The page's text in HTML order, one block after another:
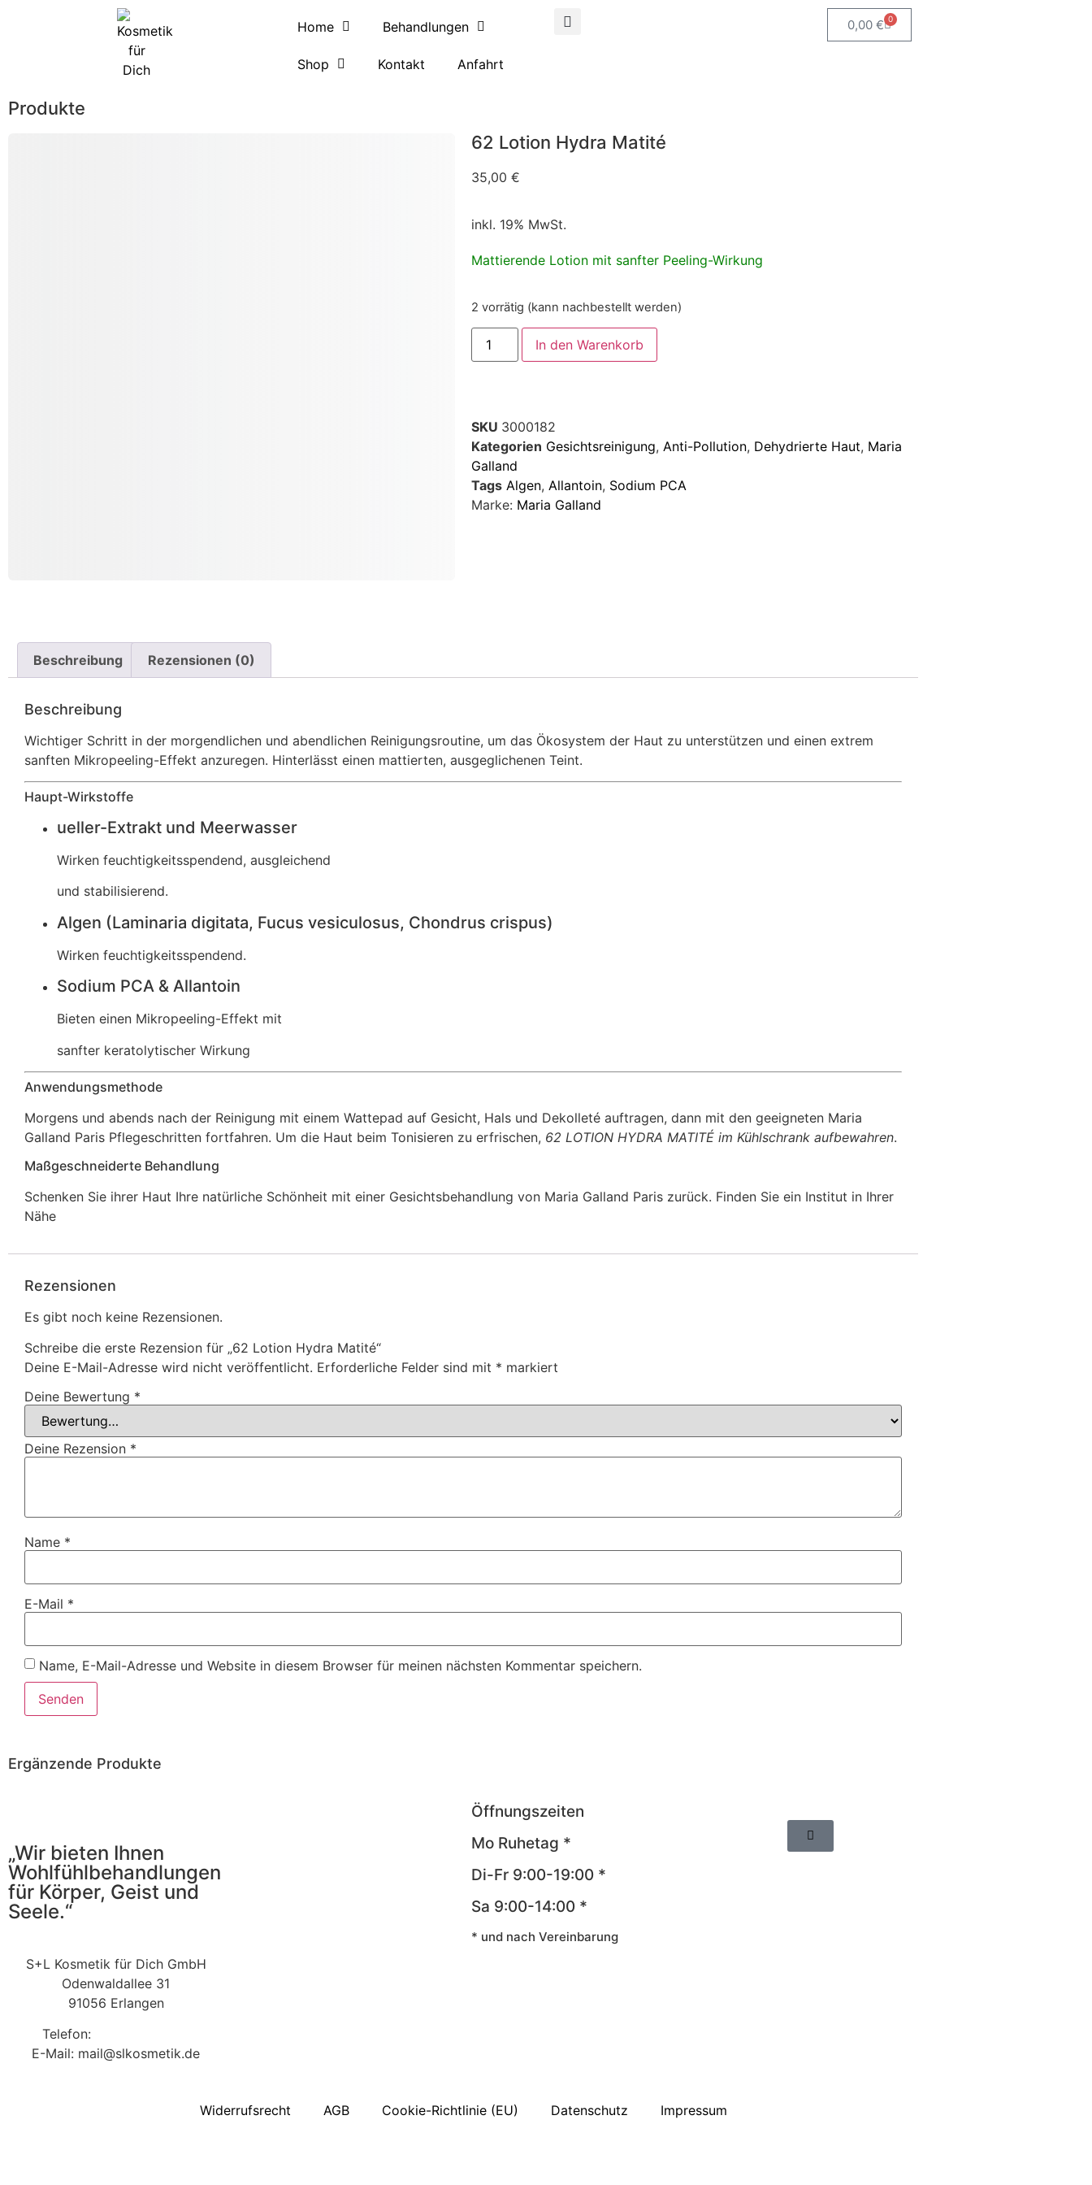
Home Behandlungen
Shop Kontakt Anfahrt
0,00 € 0
Produkte
62 Lotion Hydra Matité
35,00 €
inkl. 19% MwSt.
Mattierende Lotion mit sanfter Peeling-Wirkung
2 vorrätig (kann nachbestellt werden)
In den Warenkorb
SKU 3000182
Kategorien Gesichtsreinigung, Anti-Pollution, Dehydrierte Haut, Maria
Galland
Tags Algen, Allantoin, Sodium PCA
Marke: Maria Galland
Beschreibung Rezensionen (0)
Beschreibung
Wichtiger Schritt in der morgendlichen und abendlichen Reinigungsroutine, um das Ökosystem der Haut zu unterstützen und einen extrem
sanften Mikropeeling-Effekt anzuregen. Hinterlässt einen mattierten, ausgeglichenen Teint.
Haupt-Wirkstoffe
ueller-Extrakt und Meerwasser
Wirken feuchtigkeitsspendend, ausgleichend
und stabilisierend.
Algen (Laminaria digitata, Fucus vesiculosus, Chondrus crispus)
Wirken feuchtigkeitsspendend.
Sodium PCA & Allantoin
Bieten einen Mikropeeling-Effekt mit
sanfter keratolytischer Wirkung
Anwendungsmethode
Morgens und abends nach der Reinigung mit einem Wattepad auf Gesicht, Hals und Dekolleté auftragen, dann mit den geeigneten Maria
Galland Paris Pflegeschritten fortfahren. Um die Haut beim Tonisieren zu erfrischen, 62 LOTION HYDRA MATITÉ im Kühlschrank aufbewahren.
Maßgeschneiderte Behandlung
Schenken Sie ihrer Haut Ihre natürliche Schönheit mit einer Gesichtsbehandlung von Maria Galland Paris zurück. Finden Sie ein Institut in Ihrer
Nähe
Rezensionen
Es gibt noch keine Rezensionen.
Schreibe die erste Rezension für „62 Lotion Hydra Matité“
Deine E-Mail-Adresse wird nicht veröffentlicht. Erforderliche Felder sind mit * markiert
Deine Bewertung *
Deine Rezension *
Name *
E-Mail *
Name, E-Mail-Adresse und Website in diesem Browser für meinen nächsten Kommentar speichern.
Ergänzende Produkte
„Wir bieten Ihnen
Wohlfühlbehandlungen
für Körper, Geist und
Seele.“
S+L Kosmetik für Dich GmbH
Odenwaldallee 31
91056 Erlangen
Telefon:
E-Mail: mail@slkosmetik.de
Öffnungszeiten
Mo Ruhetag *
Di-Fr 9:00-19:00 *
Sa 9:00-14:00 *
* und nach Vereinbarung
Widerrufsrecht AGB Cookie-Richtlinie (EU) Datenschutz Impressum